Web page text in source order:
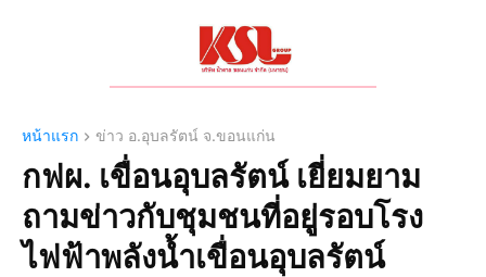
หน้าแรก ข่าว อ.อุบลรัตน์ จ.ขอนแก่น
กฟผ. เขื่อนอุบลรัตน์ เยี่ยมยาม
ถามข่าวกับชุมชนที่อยู่รอบโรง
ไฟฟ้าพลังน้ำเขื่อนอุบลรัตน์